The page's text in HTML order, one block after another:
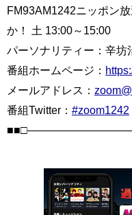
FM93AM1242ニッポン
か！ 土 13:00～15:00
パーソナリティー：辛坊
番組ホームページ：
メールアドレス：
番組Twitter： #zoom1242